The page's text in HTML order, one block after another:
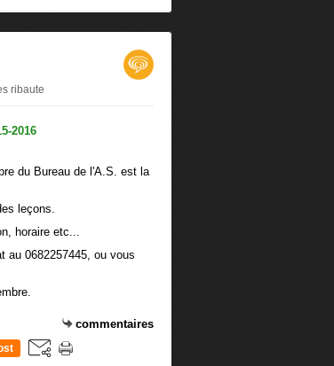
ribaute
du Bureau de l'A.S. est la
leçons.
horaire etc...
au 0682257445, ou vous
commentaires